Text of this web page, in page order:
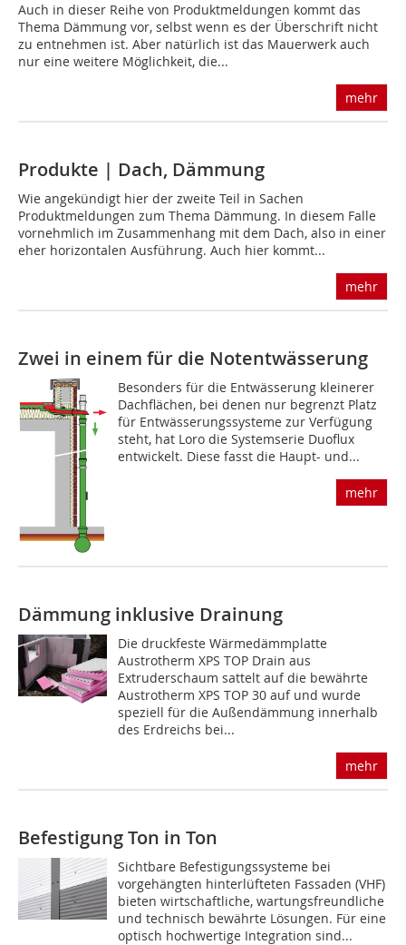
Auch in dieser Reihe von Produktmeldungen kommt das
Thema Dämmung vor, selbst wenn es der Überschrift nicht
zu entnehmen ist. Aber natürlich ist das Mauerwerk auch
nur eine weitere Möglichkeit, die...
mehr
Produkte | Dach, Dämmung
Wie angekündigt hier der zweite Teil in Sachen
Produktmeldungen zum Thema Dämmung. In diesem Falle
vornehmlich im Zusammenhang mit dem Dach, also in einer
eher horizontalen Ausführung. Auch hier kommt...
mehr
Zwei in einem für die Notentwässerung
Besonders für die Entwässerung kleinerer
Dachflächen, bei denen nur begrenzt Platz
für Entwässerungssysteme zur Verfügung
steht, hat Loro die Systemserie Duoflux
entwickelt. Diese fasst die Haupt- und...
mehr
Dämmung inklusive Drainung
Die druckfeste Wärmedämmplatte
Austrotherm XPS TOP Drain aus
Extruderschaum sattelt auf die bewährte
Austrotherm XPS TOP 30 auf und wurde
speziell für die Außendämmung innerhalb
des Erdreichs bei...
mehr
Befestigung Ton in Ton
Sichtbare Befestigungssysteme bei
vorgehängten hinterlüfteten Fassaden (VHF)
bieten wirtschaftliche, wartungsfreundliche
und technisch bewährte Lösungen. Für eine
optisch hochwertige Integration sind...